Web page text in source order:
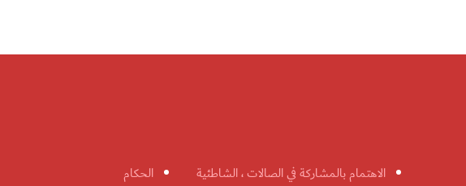
الاهتمام بالمشاركة في الصالات ، الشاطئية
الحكام